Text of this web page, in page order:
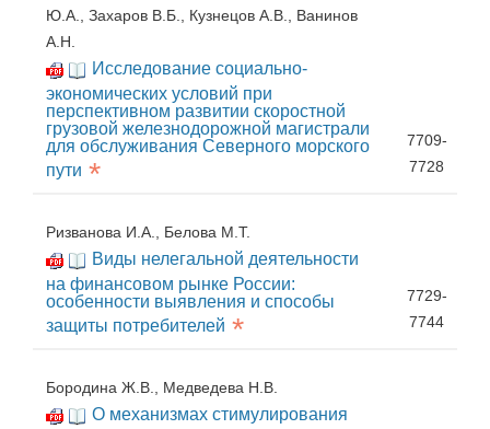
Ю.А., Захаров В.Б., Кузнецов А.В., Ванинов
А.Н.
Исследование социально-
экономических условий при
перспективном развитии скоростной
грузовой железнодорожной магистрали
для обслуживания Северного морского
пути *
7709-
7728
Ризванова И.А., Белова М.Т.
Виды нелегальной деятельности
на финансовом рынке России:
особенности выявления и способы
защиты потребителей *
7729-
7744
Бородина Ж.В., Медведева Н.В.
О механизмах стимулирования